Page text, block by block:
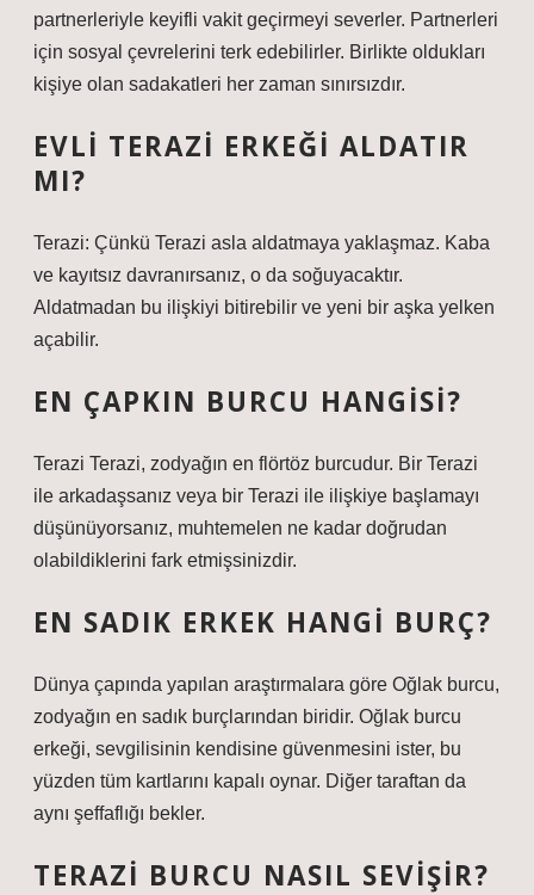
partnerleriyle keyifli vakit geçirmeyi severler. Partnerleri
için sosyal çevrelerini terk edebilirler. Birlikte oldukları
kişiye olan sadakatleri her zaman sınırsızdır.
EVLI TERAZI ERKEĞI ALDATIR
MI?
Terazi: Çünkü Terazi asla aldatmaya yaklaşmaz. Kaba
ve kayıtsız davranırsanız, o da soğuyacaktır.
Aldatmadan bu ilişkiyi bitirebilir ve yeni bir aşka yelken
açabilir.
EN ÇAPKIN BURCU HANGISI?
Terazi Terazi, zodyağın en flörtöz burcudur. Bir Terazi
ile arkadaşsanız veya bir Terazi ile ilişkiye başlamayı
düşünüyorsanız, muhtemelen ne kadar doğrudan
olabildiklerini fark etmişsinizdir.
EN SADIK ERKEK HANGI BURÇ?
Dünya çapında yapılan araştırmalara göre Oğlak burcu,
zodyağın en sadık burçlarından biridir. Oğlak burcu
erkeği, sevgilisinin kendisine güvenmesini ister, bu
yüzden tüm kartlarını kapalı oynar. Diğer taraftan da
aynı şeffaflığı bekler.
TERAZI BURCU NASIL SEVIŞIR?